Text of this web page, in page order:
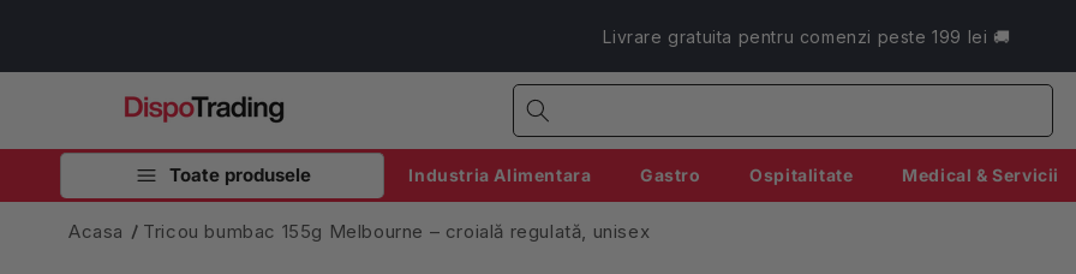
Livrare gratuita pentru comenzi peste 199 lei 🚚
Toate produsele Industria Alimentara Gastro Ospitalitate Medical & Servicii
Acasa Tricou bumbac 155g Melbourne – croială regulată, unisex